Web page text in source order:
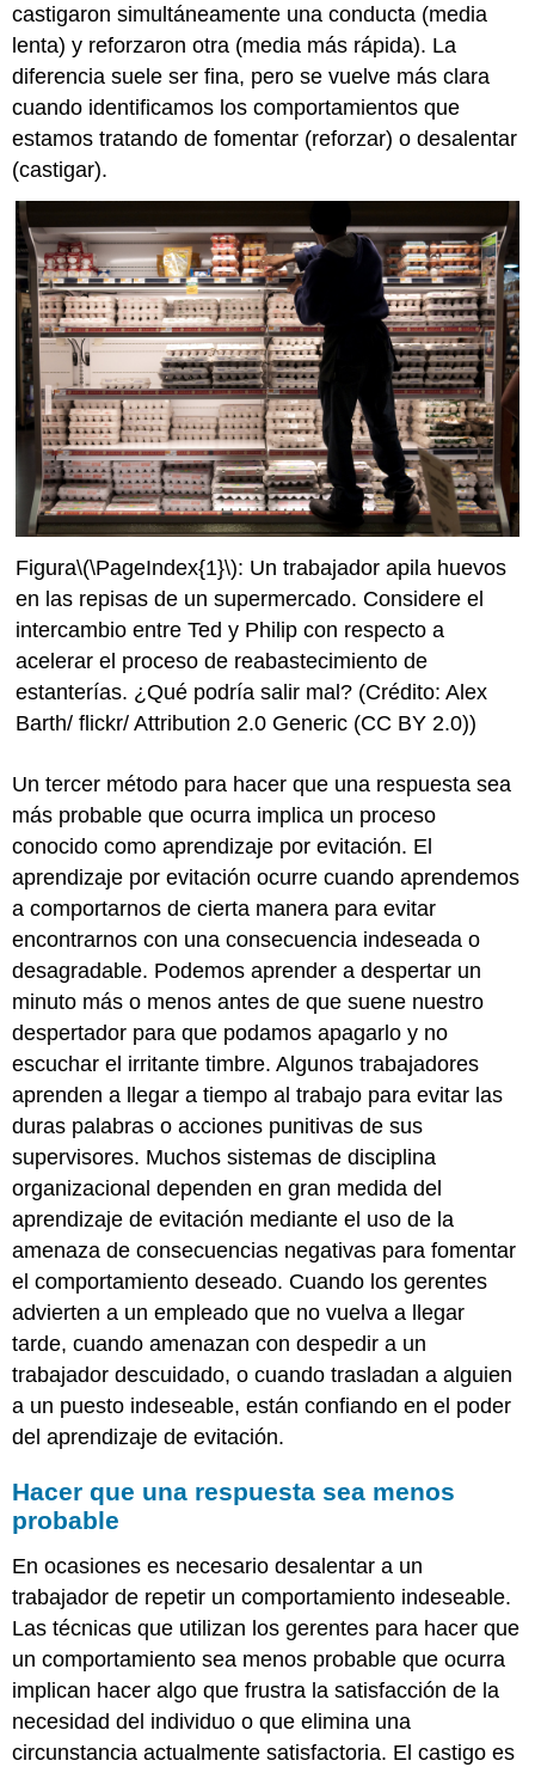
castigaron simultáneamente una conducta (media
lenta) y reforzaron otra (media más rápida). La
diferencia suele ser fina, pero se vuelve más clara
cuando identificamos los comportamientos que
estamos tratando de fomentar (reforzar) o desalentar
(castigar).
Figura\(\PageIndex{1}\): Un trabajador apila huevos
en las repisas de un supermercado. Considere el
intercambio entre Ted y Philip con respecto a
acelerar el proceso de reabastecimiento de
estanterías. ¿Qué podría salir mal? (Crédito: Alex
Barth/ flickr/ Attribution 2.0 Generic (CC BY 2.0))
Un tercer método para hacer que una respuesta sea
más probable que ocurra implica un proceso
conocido como aprendizaje por evitación. El
aprendizaje por evitación ocurre cuando aprendemos
a comportarnos de cierta manera para evitar
encontrarnos con una consecuencia indeseada o
desagradable. Podemos aprender a despertar un
minuto más o menos antes de que suene nuestro
despertador para que podamos apagarlo y no
escuchar el irritante timbre. Algunos trabajadores
aprenden a llegar a tiempo al trabajo para evitar las
duras palabras o acciones punitivas de sus
supervisores. Muchos sistemas de disciplina
organizacional dependen en gran medida del
aprendizaje de evitación mediante el uso de la
amenaza de consecuencias negativas para fomentar
el comportamiento deseado. Cuando los gerentes
advierten a un empleado que no vuelva a llegar
tarde, cuando amenazan con despedir a un
trabajador descuidado, o cuando trasladan a alguien
a un puesto indeseable, están confiando en el poder
del aprendizaje de evitación.
Hacer que una respuesta sea menos
probable
En ocasiones es necesario desalentar a un
trabajador de repetir un comportamiento indeseable.
Las técnicas que utilizan los gerentes para hacer que
un comportamiento sea menos probable que ocurra
implican hacer algo que frustra la satisfacción de la
necesidad del individuo o que elimina una
circunstancia actualmente satisfactoria. El castigo es